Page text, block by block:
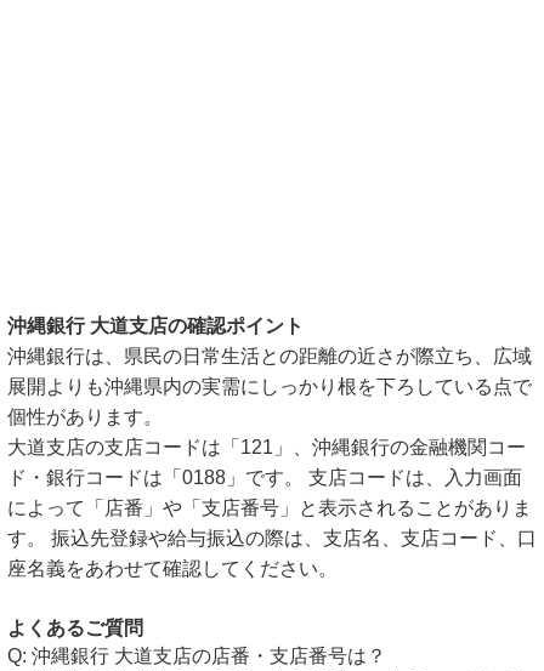
沖縄銀行 大道支店の確認ポイント
沖縄銀行は、県民の日常生活との距離の近さが際立ち、広域
展開よりも沖縄県内の実需にしっかり根を下ろしている点で
個性があります。
大道支店の支店コードは「121」、沖縄銀行の金融機関コー
ド・銀行コードは「0188」です。 支店コードは、入力画面
によって「店番」や「支店番号」と表示されることがありま
す。 振込先登録や給与振込の際は、支店名、支店コード、口
座名義をあわせて確認してください。
よくあるご質問
沖縄銀行 大道支店の店番・支店番号は？